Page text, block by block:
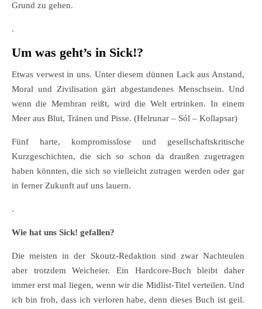
Grund zu gehen.
.
Um was geht’s in Sick!?
Etwas verwest in uns. Unter diesem dünnen Lack aus Anstand,
Moral und Zivilisation gärt abgestandenes Menschsein. Und
wenn die Membran reißt, wird die Welt ertrinken. In einem
Meer aus Blut, Tränen und Pisse. (Helrunar – Sól – Kollapsar)
Fünf harte, kompromisslose und gesellschaftskritische
Kurzgeschichten, die sich so schon da draußen zugetragen
haben könnten, die sich so vielleicht zutragen werden oder gar
in ferner Zukunft auf uns lauern.
.
Wie hat uns Sick! gefallen?
Die meisten in der Skoutz-Redaktion sind zwar Nachteulen
aber trotzdem Weicheier. Ein Hardcore-Buch bleibt daher
immer erst mal liegen, wenn wir die Midlist-Titel verteilen. Und
ich bin froh, dass ich verloren habe, denn dieses Buch ist geil.